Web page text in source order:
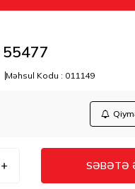
Məhsul Kodu : 011149
SƏBƏTƏ